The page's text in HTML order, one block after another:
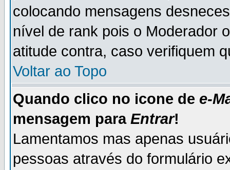
colocando mensagens
nível de rank pois o Moderador
atitude contra, caso verifiquem
Voltar ao Topo
Quando clico no icone de e-
mensagem para Entrar!
Lamentamos mas apenas
pessoas através do formulário